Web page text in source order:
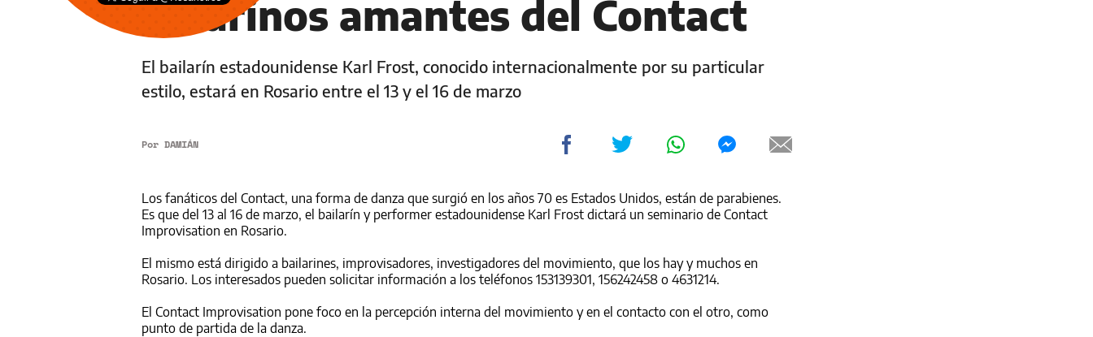
rosarinos amantes del Contact
El bailarín estadounidense Karl Frost, conocido internacionalmente por su particular
estilo, estará en Rosario entre el 13 y el 16 de marzo
Por DAMIÁN
Los fanáticos del Contact, una forma de danza que surgió en los años 70 es Estados Unidos, están de parabienes.
Es que del 13 al 16 de marzo, el bailarín y performer estadounidense Karl Frost dictará un seminario de Contact
Improvisation en Rosario.
El mismo está dirigido a bailarines, improvisadores, investigadores del movimiento, que los hay y muchos en
Rosario. Los interesados pueden solicitar información a los teléfonos 153139301, 156242458 o 4631214.
El Contact Improvisation pone foco en la percepción interna del movimiento y en el contacto con el otro, como
punto de partida de la danza.